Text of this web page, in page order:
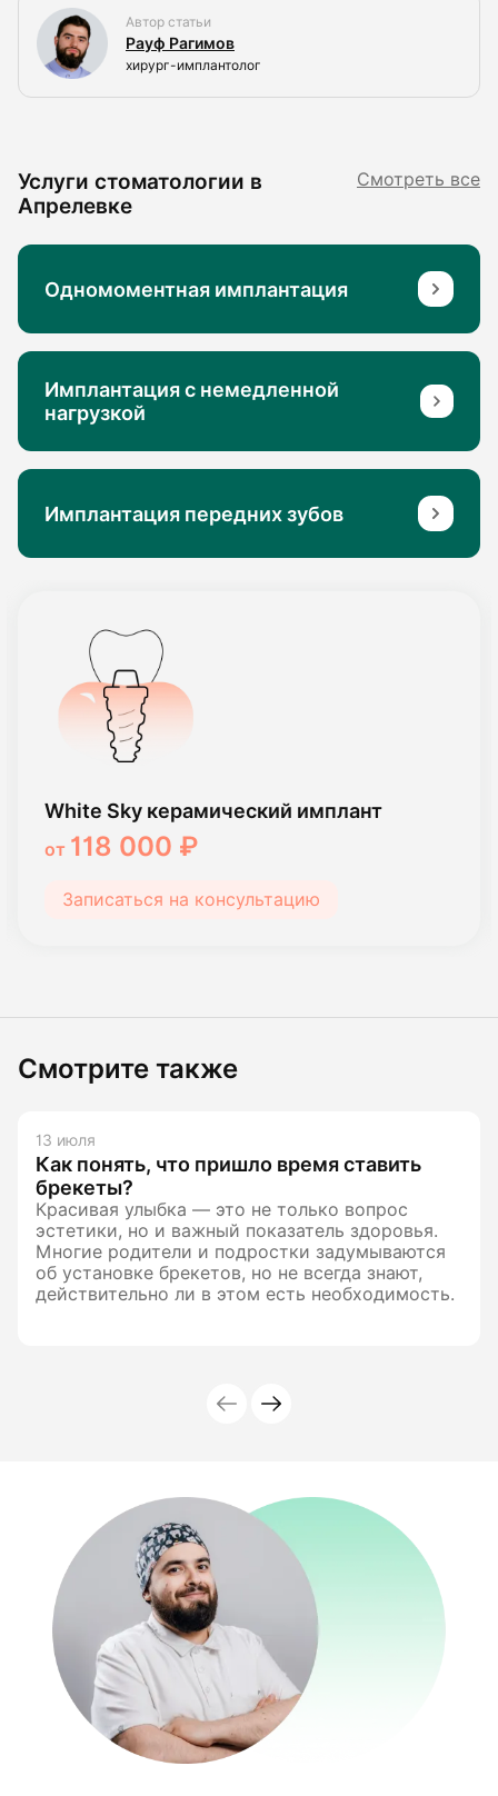
Автор статьи
Рауф Рагимов
хирург-имплантолог
Услуги стоматологии в
Апрелевке
Смотреть все
Одномоментная имплантация
Имплантация с немедленной
нагрузкой
Имплантация передних зубов
White Sky керамический имплант
от 118 000 ₽
Записаться на консультацию
Смотрите также
13 июля
Как понять, что пришло время ставить
брекеты?
Красивая улыбка — это не только вопрос
эстетики, но и важный показатель здоровья.
Многие родители и подростки задумываются
об установке брекетов, но не всегда знают,
действительно ли в этом есть необходимость.